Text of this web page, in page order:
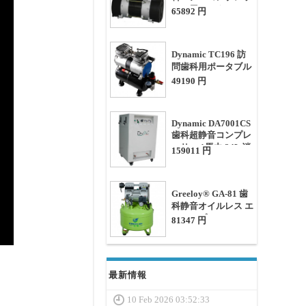
サー用モーター 1.13
65892 円
Dynamic TC196 訪
問歯科用ポータブル
オイル レス エア コ
49190 円
Dynamic DA7001CS
歯科超静音コンプレ
ッサー 1馬力 24L 消
159011 円
Greeloy® GA-81 歯
科静音オイルレス エ
アコンプレッサー 1
81347 円
最新情報
10 Feb 2026 03:52:33